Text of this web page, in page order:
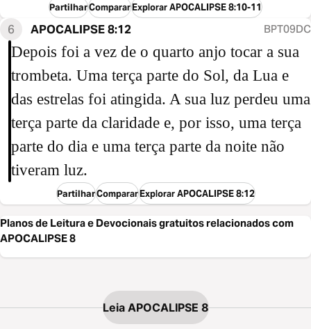
PartilharCompararExplorar APOCALIPSE 8:10-11
6 APOCALIPSE 8:12 BPT09DC
Depois foi a vez de o quarto anjo tocar a sua
trombeta. Uma terça parte do Sol, da Lua e
das estrelas foi atingida. A sua luz perdeu uma
terça parte da claridade e, por isso, uma terça
parte do dia e uma terça parte da noite não
tiveram luz.
PartilharCompararExplorar APOCALIPSE 8:12
Planos de Leitura e Devocionais gratuitos relacionados com
APOCALIPSE 8
Leia APOCALIPSE 8